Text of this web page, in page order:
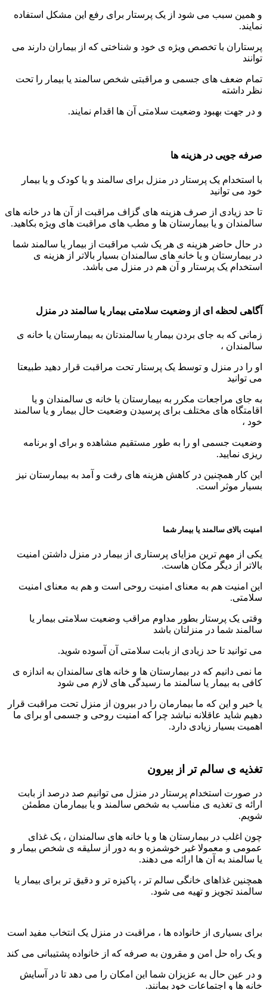
و همین سبب می شود از یک پرستار برای رفع این مشکل استفاده
نمایند.
پرستاران با تخصص ویژه ی خود و شناختی که از بیماران دارند می
توانند
تمام ضعف های جسمی و مراقبتی شخص سالمند یا بیمار را تحت
نظر داشته
و در جهت بهبود وضعیت سلامتی آن ها اقدام نمایند.
صرفه جویی در هزینه ها
با استخدام یک پرستار در منزل برای سالمند و یا کودک و یا بیمار
خود می توانید
تا حد زیادی از صرف هزینه های گزاف مراقبت از آن ها در خانه های
سالمندان و یا بیمارستان ها و مطب های مراقبت های ویژه بکاهید.
در حال حاضر هزینه ی هر یک شب مراقبت از بیمار یا سالمند شما
در بیمارستان و یا خانه های سالمندان بسیار بالاتر از هزینه ی
استخدام یک پرستار و آن هم در منزل می باشد.
آگاهی لحظه ای از وضعیت سلامتی بیمار یا سالمند در منزل
زمانی که به جای بردن بیمار یا سالمندتان به بیمارستان یا خانه ی
سالمندان ،
او را در منزل و توسط یک پرستار تحت مراقبت قرار دهید طبیعتا
می توانید
به جای مراجعات مکرر به بیمارستان یا خانه ی سالمندان و یا
اقامتگاه های مختلف برای پرسیدن وضعیت حال بیمار و یا سالمند
خود ،
وضعیت جسمی او را به طور مستقیم مشاهده و برای او برنامه
ریزی نمایید.
این کار همچنین در کاهش هزینه های رفت و آمد به بیمارستان نیز
بسیار موثر است.
امنیت بالای سالمند یا بیمار شما
یکی از مهم ترین مزایای پرستاری از بیمار در منزل داشتن امنیت
بالاتر از دیگر مکان هاست.
این امنیت هم به معنای امنیت روحی است و هم به معنای امنیت
سلامتی.
وقتی یک پرستار بطور مداوم مراقب وضعیت سلامتی بیمار یا
سالمند شما در منزلتان باشد
می توانید تا حد زیادی از بابت سلامتی آن آسوده شوید.
ما نمی دانیم که در بیمارستان ها و خانه های سالمندان به اندازه ی
کافی به بیمار یا سالمند ما رسیدگی های لازم می شود
یا خیر و این که ما بیمارمان را در بیرون از منزل تحت مراقبت قرار
دهیم شاید عاقلانه نباشد چرا که امنیت روحی و جسمی او برای ما
اهمیت بسیار زیادی دارد.
تغذیه ی سالم تر از بیرون
در صورت استخدام پرستار در منزل می توانیم صد درصد از بابت
ارائه ی تغذیه ی مناسب به شخص سالمند و یا بیمارمان مطمئن
شویم.
چون اغلب در بیمارستان ها و یا خانه های سالمندان ، یک غذای
عمومی و معمولا غیر خوشمزه و به دور از سلیقه ی شخص بیمار و
یا سالمند به آن ها ارائه می دهند.
همچنین غذاهای خانگی سالم تر ، پاکیزه تر و دقیق تر برای بیمار یا
سالمند تجویز و تهیه می شود.
برای بسیاری از خانواده ها ، مراقبت در منزل یک انتخاب مفید است
و یک راه حل امن و مقرون به صرفه که از خانواده پشتیبانی می کند
و در عین حال به عزیزان شما این امکان را می دهد تا در آسایش
خانه ها و اجتماعات خود بمانند.